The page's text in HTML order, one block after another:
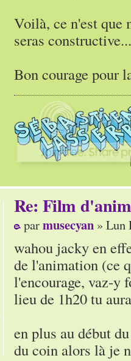
Voilà, ce n'est que
seras constructive...
Bon courage pour
Re: Film
parmusecyan » Lun
wahou jacky en
de l'animation (ce
l'encourage, vaz-y
lieu de 1h20 tu
en plus au début
du coin alors là je